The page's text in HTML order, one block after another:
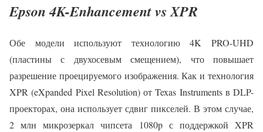
Epson 4K-Enhancement vs XPR
Обе модели используют технологию 4K PRO-UHD
(пластины с двухосевым смещением), что повышает
разрешение проецируемого изображения. Как и технология
XPR (eXpanded Pixel Resolution) от Texas Instruments в DLP-
проекторах, она использует сдвиг пикселей. В этом случае,
2 млн микрозеркал чипсета 1080p с поддержкой XPR